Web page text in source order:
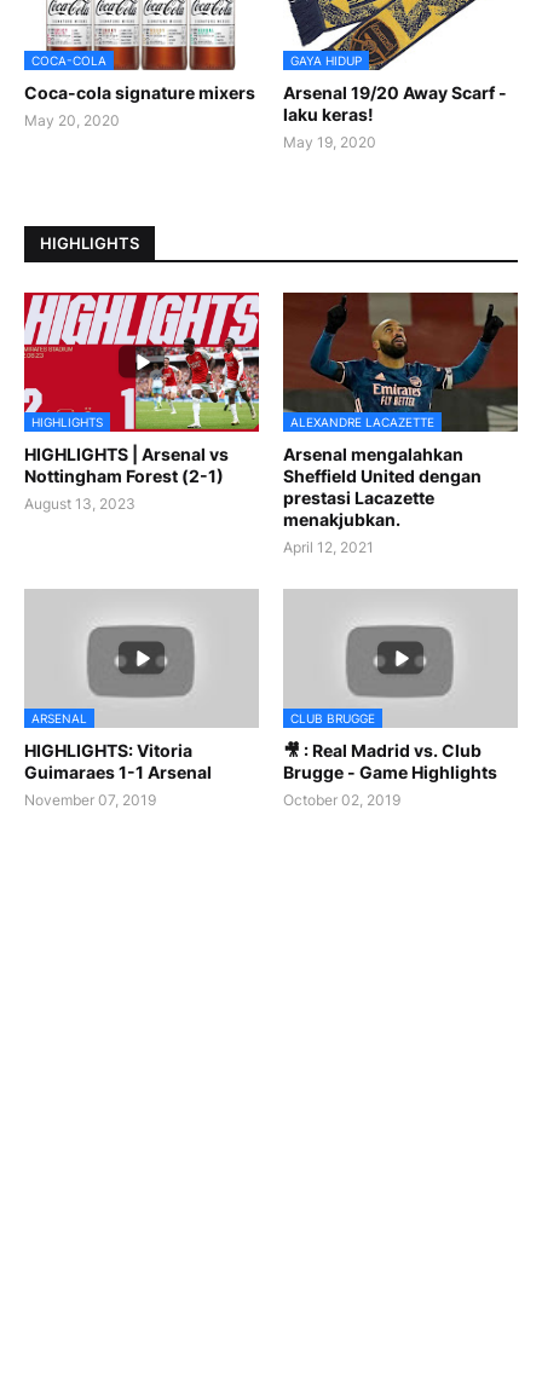
COCA-COLA
Coca-cola signature mixers
May 20, 2020
GAYA HIDUP
Arsenal 19/20 Away Scarf -
laku keras!
May 19, 2020
HIGHLIGHTS
HIGHLIGHTS
HIGHLIGHTS | Arsenal vs
Nottingham Forest (2-1)
August 13, 2023
ALEXANDRE LACAZETTE
Arsenal mengalahkan
Sheffield United dengan
prestasi Lacazette
menakjubkan.
April 12, 2021
ARSENAL
HIGHLIGHTS: Vitoria
Guimaraes 1-1 Arsenal
November 07, 2019
CLUB BRUGGE
🎥 : Real Madrid vs. Club
Brugge - Game Highlights
October 02, 2019